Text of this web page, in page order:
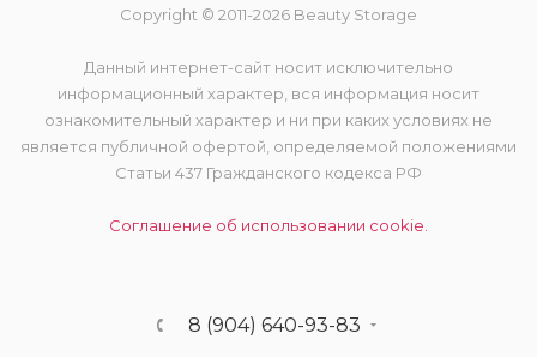
Copyright © 2011-2026 Beauty Storage
Данный интернет-сайт носит исключительно
информационный характер, вся информация носит
ознакомительный характер и ни при каких условиях не
является публичной офертой, определяемой положениями
Статьи 437 Гражданского кодекса РФ
Соглашение об использовании cookie.
8 (904) 640-93-83